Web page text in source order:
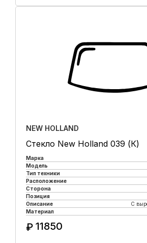
NEW HOLLAND
Стекло New Holland 039 (К)
Марка
Модель
Тип техники
Расположение
Сторона
Позиция
Описание
С
Материал
₽ 11850